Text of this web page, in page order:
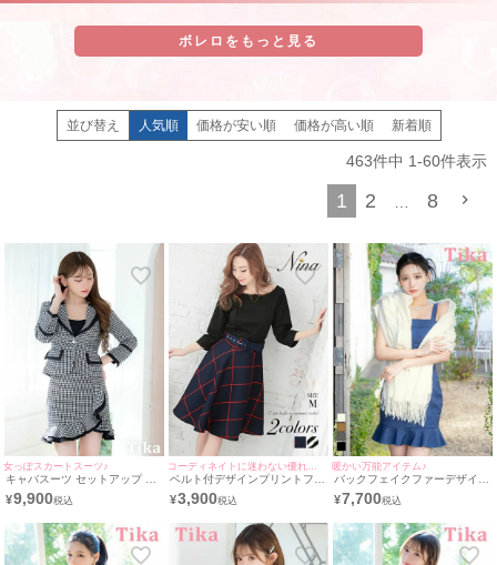
ボレロをもっと見る
並び替え 人気順 価格が安い順 価格が高い順 新着順
463件中 1-60件表示
1 2 8
女っぽスカートスーツ♪
キャバスーツ セットアップ 大
きいサイズ ジャケット スカー
ト 千鳥格子柄 裾フリル (黒崎
¥9,900
ベルト付デザインプリントフレ
アスカートドッキングワンピー
ス(2パターン)
¥3,900
暖かい万能アイテム♪
バックフェイクファーデザイン
ニットショール (せいせい/羽織
り着用)
¥7,700